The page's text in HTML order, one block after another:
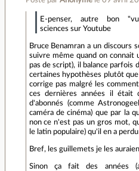
E-penser, autre bon
sciences sur Youtube
Bruce Benamran a un discours
suivre même quand on connait
pas de script), il balance parfois
certaines hypothèses plutôt
corrige pas malgré les
ces dernières années il était
d'abonnés (comme
caméra de cinéma) que par la
non ce n'est pas un gros mot,
le latin populaire) qu'il en a
Bref, les guillemets je les
Sinon ça fait des années